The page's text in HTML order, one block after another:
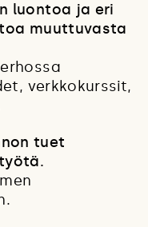
luontoa ja eri
muuttuvasta
verkkokurssit,
tuet